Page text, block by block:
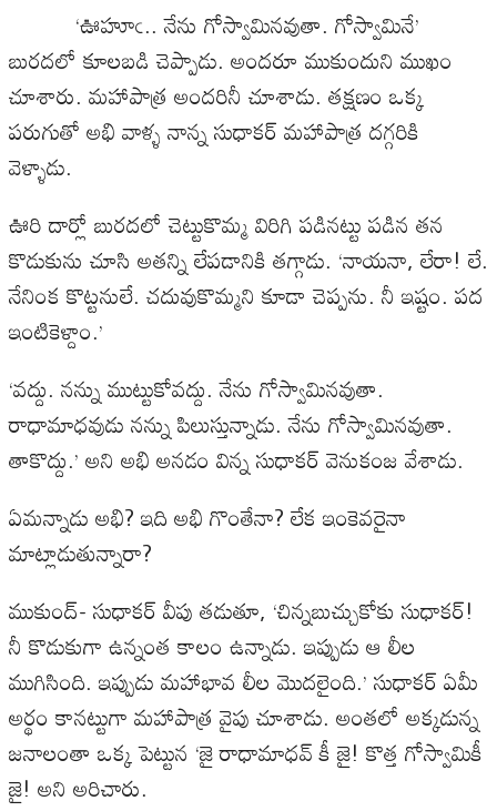
‘ఊహూఁ.. నేను గోస్వామినవుతా. గోస్వామినే’
బురదలో కూలబడి చెప్పాడు. అందరూ ముకుందుని ముఖం
చూశారు. మహాపాత్ర అందరినీ చూశాడు. తక్షణం ఒక్క
పరుగుతో అభి వాళ్ళ నాన్న సుధాకర్ మహాపాత్ర దగ్గరికి
వెళ్ళాడు.
ఊరి దార్లో బురదలో చెట్టుకొమ్మ విరిగి పడినట్టు పడిన తన
కొడుకును చూసి అతన్ని లేపడానికి తగ్గాడు. ‘నాయనా, లేరా! లే.
నేనింక కొట్టనులే. చదువుకొమ్మని కూడా చెప్పను. నీ ఇష్టం. పద
ఇంటికెళ్దాం.’
‘వద్దు. నన్ను ముట్టుకోవద్దు. నేను గోస్వామినవుతా.
రాధామాధవుడు నన్ను పిలుస్తున్నాడు. నేను గోస్వామినవుతా.
తాకొద్దు.’ అని అభి అనడం విన్న సుధాకర్ వెనుకంజ వేశాడు.
ఏమన్నాడు అభి? ఇది అభి గొంతేనా? లేక ఇంకెవరైనా
మాట్లాడుతున్నారా?
ముకుంద్- సుధాకర్ వీపు తడుతూ, ‘చిన్నబుచ్చుకోకు సుధాకర్!
నీ కొడుకుగా ఉన్నంత కాలం ఉన్నాడు. ఇప్పుడు ఆ లీల
ముగిసింది. ఇప్పుడు మహాభావ లీల మొదలైంది.’ సుధాకర్ ఏమీ
అర్థం కానట్టుగా మహాపాత్ర వైపు చూశాడు. అంతలో అక్కడున్న
జనాలంతా ఒక్క పెట్టున ‘జై రాధామాధవ్ కీ జై! కొత్త గోస్వామికీ
జై! అని అరిచారు.